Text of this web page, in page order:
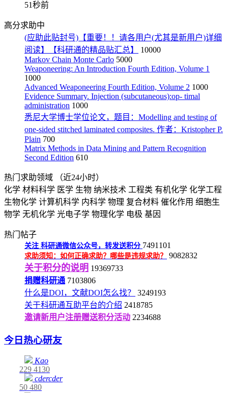
51秒前
高分求助中
(应助此贴封号)【重要！！请各用户(尤其是新用户)详细
阅读】【科研通的精品贴汇总】
10000
Markov Chain Monte Carlo 5000
Weaponeering: An Introduction Fourth Edition, Volume 1
1000
Advanced Weaponeering Fourth Edition, Volume 2 1000
Evidence Summary. Injection (subcutaneous):op- timal
administration 1000
悉尼大学博士学位论文，题目：Modelling and testing of
one-sided stitched laminated composites. 作者：Kristopher P.
Plain 700
Matrix Methods in Data Mining and Pattern Recognition
Second Edition 610
热门求助领域
（近24小时）
化学 材料科学 医学 生物 纳米技术 工程类 有机化学 化学工程
生物化学 计算机科学 内科学 物理 复合材料 催化作用 细胞生
物学 无机化学 光电子学 物理化学 电极 基因
热门帖子
关注 科研通微信公众号，转发送积分 7491101
求助须知：如何正确求助？哪些是违规求助？ 9082832
关于积分的说明 19369733
捐赠科研通 7103806
什么是DOI，文献DOI怎么找？
3249193
关于科研通互助平台的介绍 2418785
邀请新用户注册赠送积分活动 2234688
今日热心研友
Kao
229 4130
cdercder
50 480